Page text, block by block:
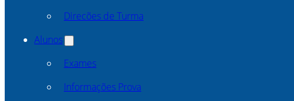
Direcões de Turma
Alunos
Exames
Informações Prova